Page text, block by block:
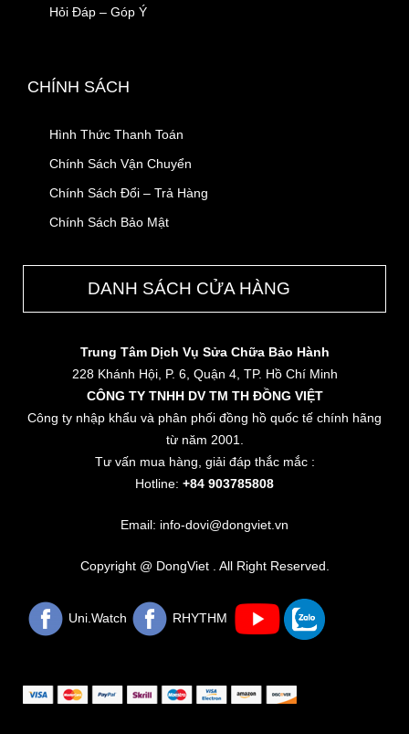
Hỏi Đáp – Góp Ý
CHÍNH SÁCH
Hình Thức Thanh Toán
Chính Sách Vận Chuyển
Chính Sách Đổi – Trả Hàng
Chính Sách Bảo Mật
DANH SÁCH CỬA HÀNG
Trung Tâm Dịch Vụ Sửa Chữa Bảo Hành
228 Khánh Hội, P. 6, Quận 4, TP. Hồ Chí Minh
CÔNG TY TNHH DV TM TH ĐỒNG VIỆT
Công ty nhập khẩu và phân phối đồng hồ quốc tế chính hãng
từ năm 2001.
Tư vấn mua hàng, giải đáp thắc mắc :
Hotline: +84 903785808
Email: info-dovi@dongviet.vn
Copyright @ DongViet . All Right Reserved.
Uni.Watch RHYTHM